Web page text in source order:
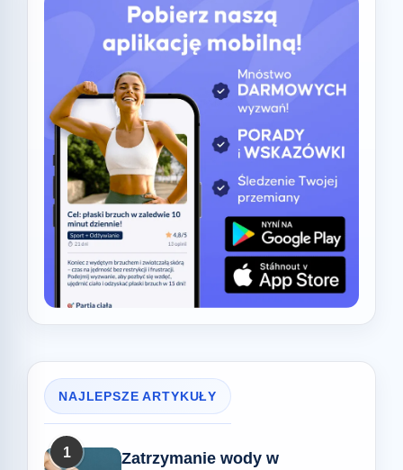
NAJLEPSZE ARTYKUŁY
1
Zatrzymanie wody w